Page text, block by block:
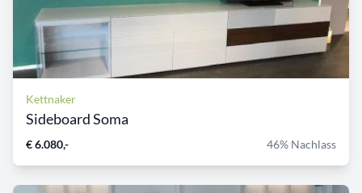
Kettnaker
Sideboard Soma
€ 6.080,- 46% Nachlass